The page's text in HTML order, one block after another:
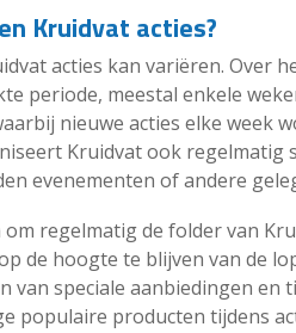
Kruidvat acties?
acties kan variëren. Over
periode, meestal enkele
nieuwe acties elke week
Kruidvat ook regelmatig
evenementen of andere
om regelmatig de folder van
de hoogte te blijven van de
van speciale aanbiedingen en
populaire producten tijdens